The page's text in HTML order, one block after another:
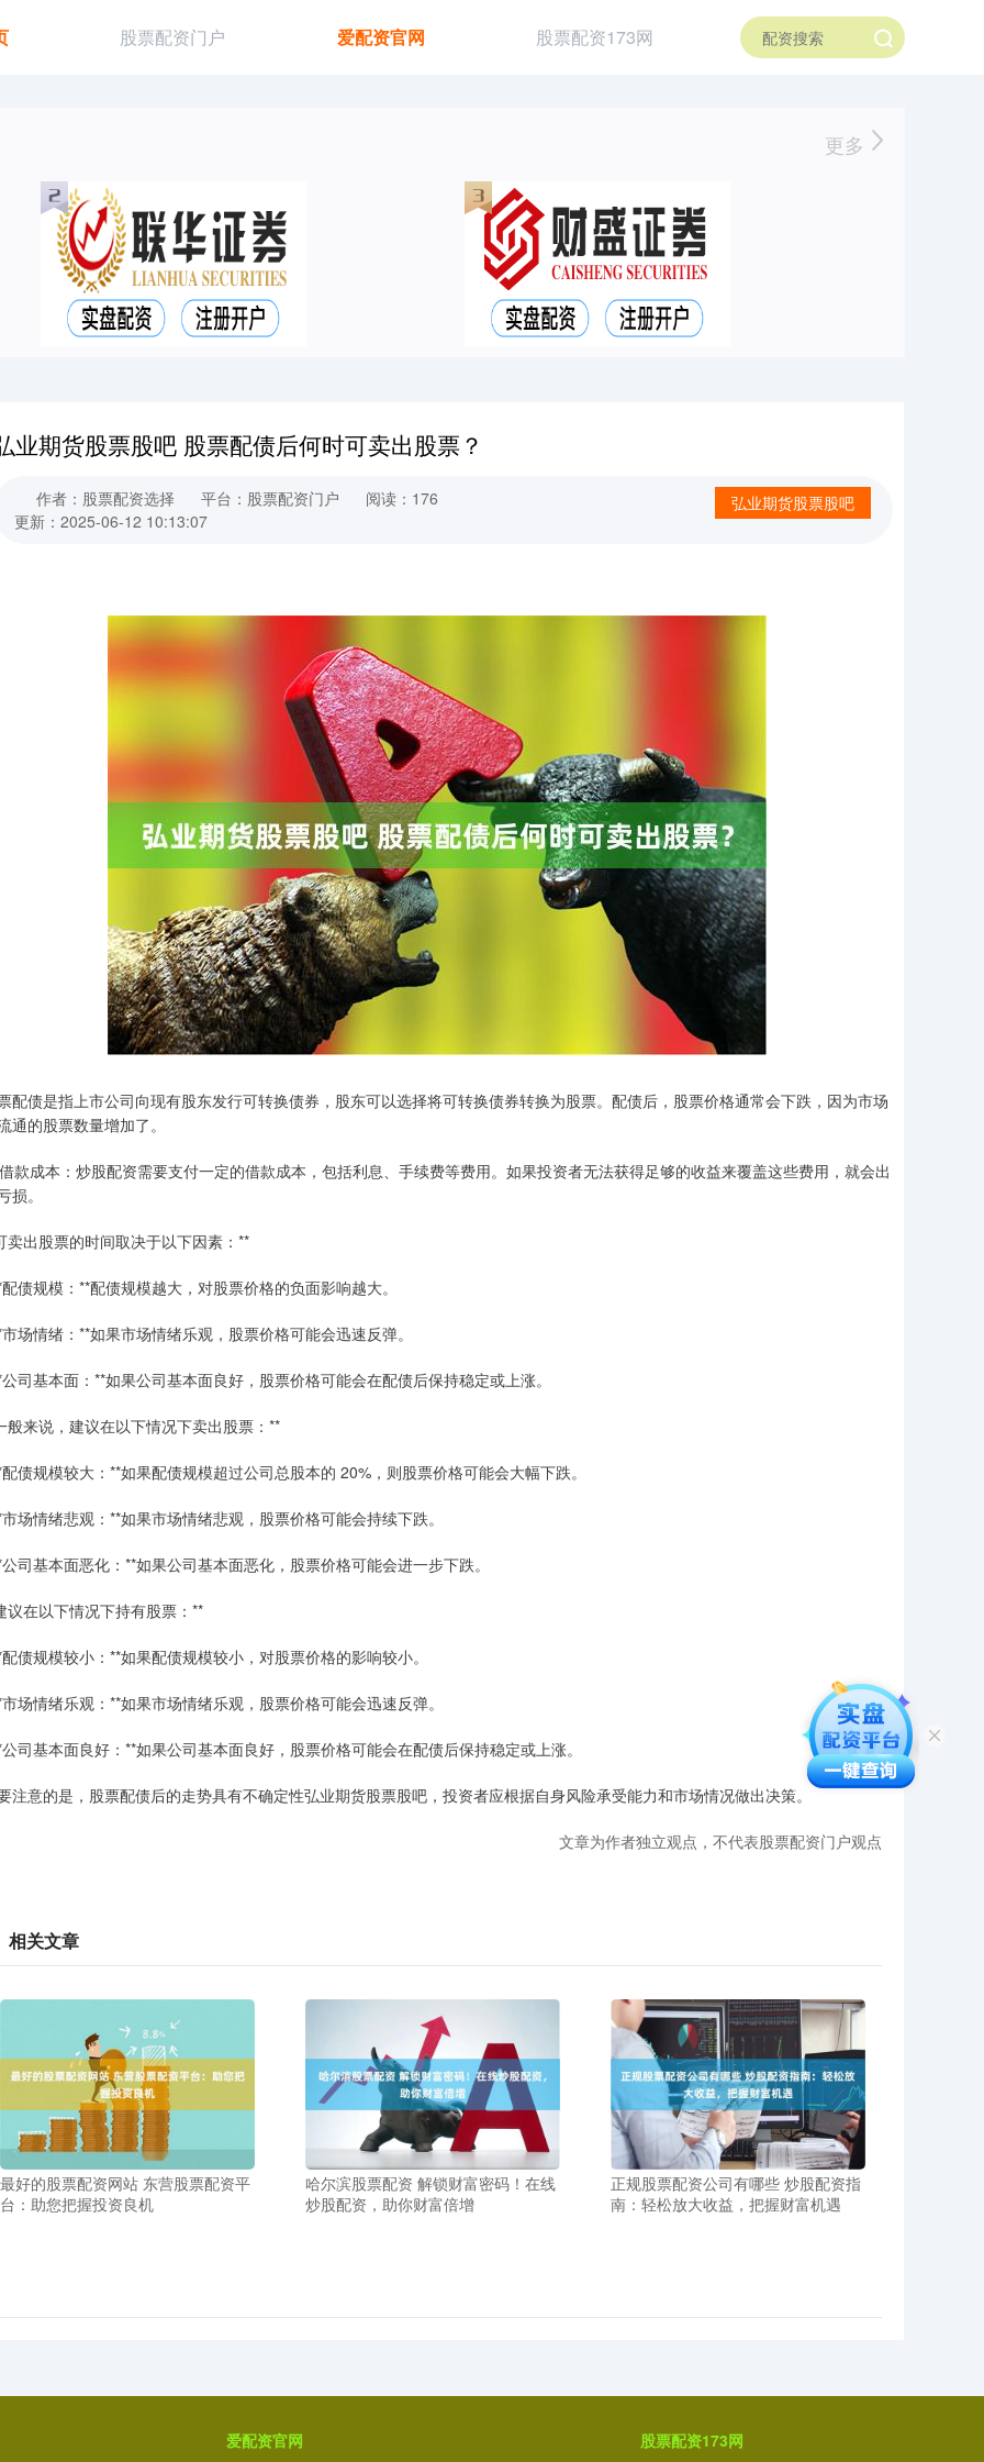
股票配资门户 爱配资官网 股票配资173网
更多
业期货股票股吧 股票配债后何时可卖出股票？
弘业期货股票股吧
作者：股票配资选择 平台：股票配资门户
阅读：176
更新：2025-06-12 10:13:07
配债是指上市公司向现有股东发行可转换债券，股东可以选择将可转换债券转换为股票。配债后，股票价格通常会下跌，因为市场
通的股票数量增加了。
款成本：炒股配资需要支付一定的借款成本，包括利息、手续费等费用。如果投资者无法获得足够的收益来覆盖这些费用，就会出
损。
卖出股票的时间取决于以下因素：**
债规模：**配债规模越大，对股票价格的负面影响越大。
场情绪：**如果市场情绪乐观，股票价格可能会迅速反弹。
司基本面：**如果公司基本面良好，股票价格可能会在配债后保持稳定或上涨。
般来说，建议在以下情况下卖出股票：**
债规模较大：**如果配债规模超过公司总股本的 20%，则股票价格可能会大幅下跌。
场情绪悲观：**如果市场情绪悲观，股票价格可能会持续下跌。
司基本面恶化：**如果公司基本面恶化，股票价格可能会进一步下跌。
议在以下情况下持有股票：**
债规模较小：**如果配债规模较小，对股票价格的影响较小。
场情绪乐观：**如果市场情绪乐观，股票价格可能会迅速反弹。
司基本面良好：**如果公司基本面良好，股票价格可能会在配债后保持稳定或上涨。
注意的是，股票配债后的走势具有不确定性弘业期货股票股吧，投资者应根据自身风险承受能力和市场情况做出决策。
文章为作者独立观点，不代表股票配资门户观点
相关文章
最好的股票配资网站 东营股票配资平
台：助您把握投资良机
哈尔滨股票配资 解锁财富密码！在线
炒股配资，助你财富倍增
正规股票配资公司有哪些 炒股配资指
南：轻松放大收益，把握财富机遇
爱配资官网 股票配资173网